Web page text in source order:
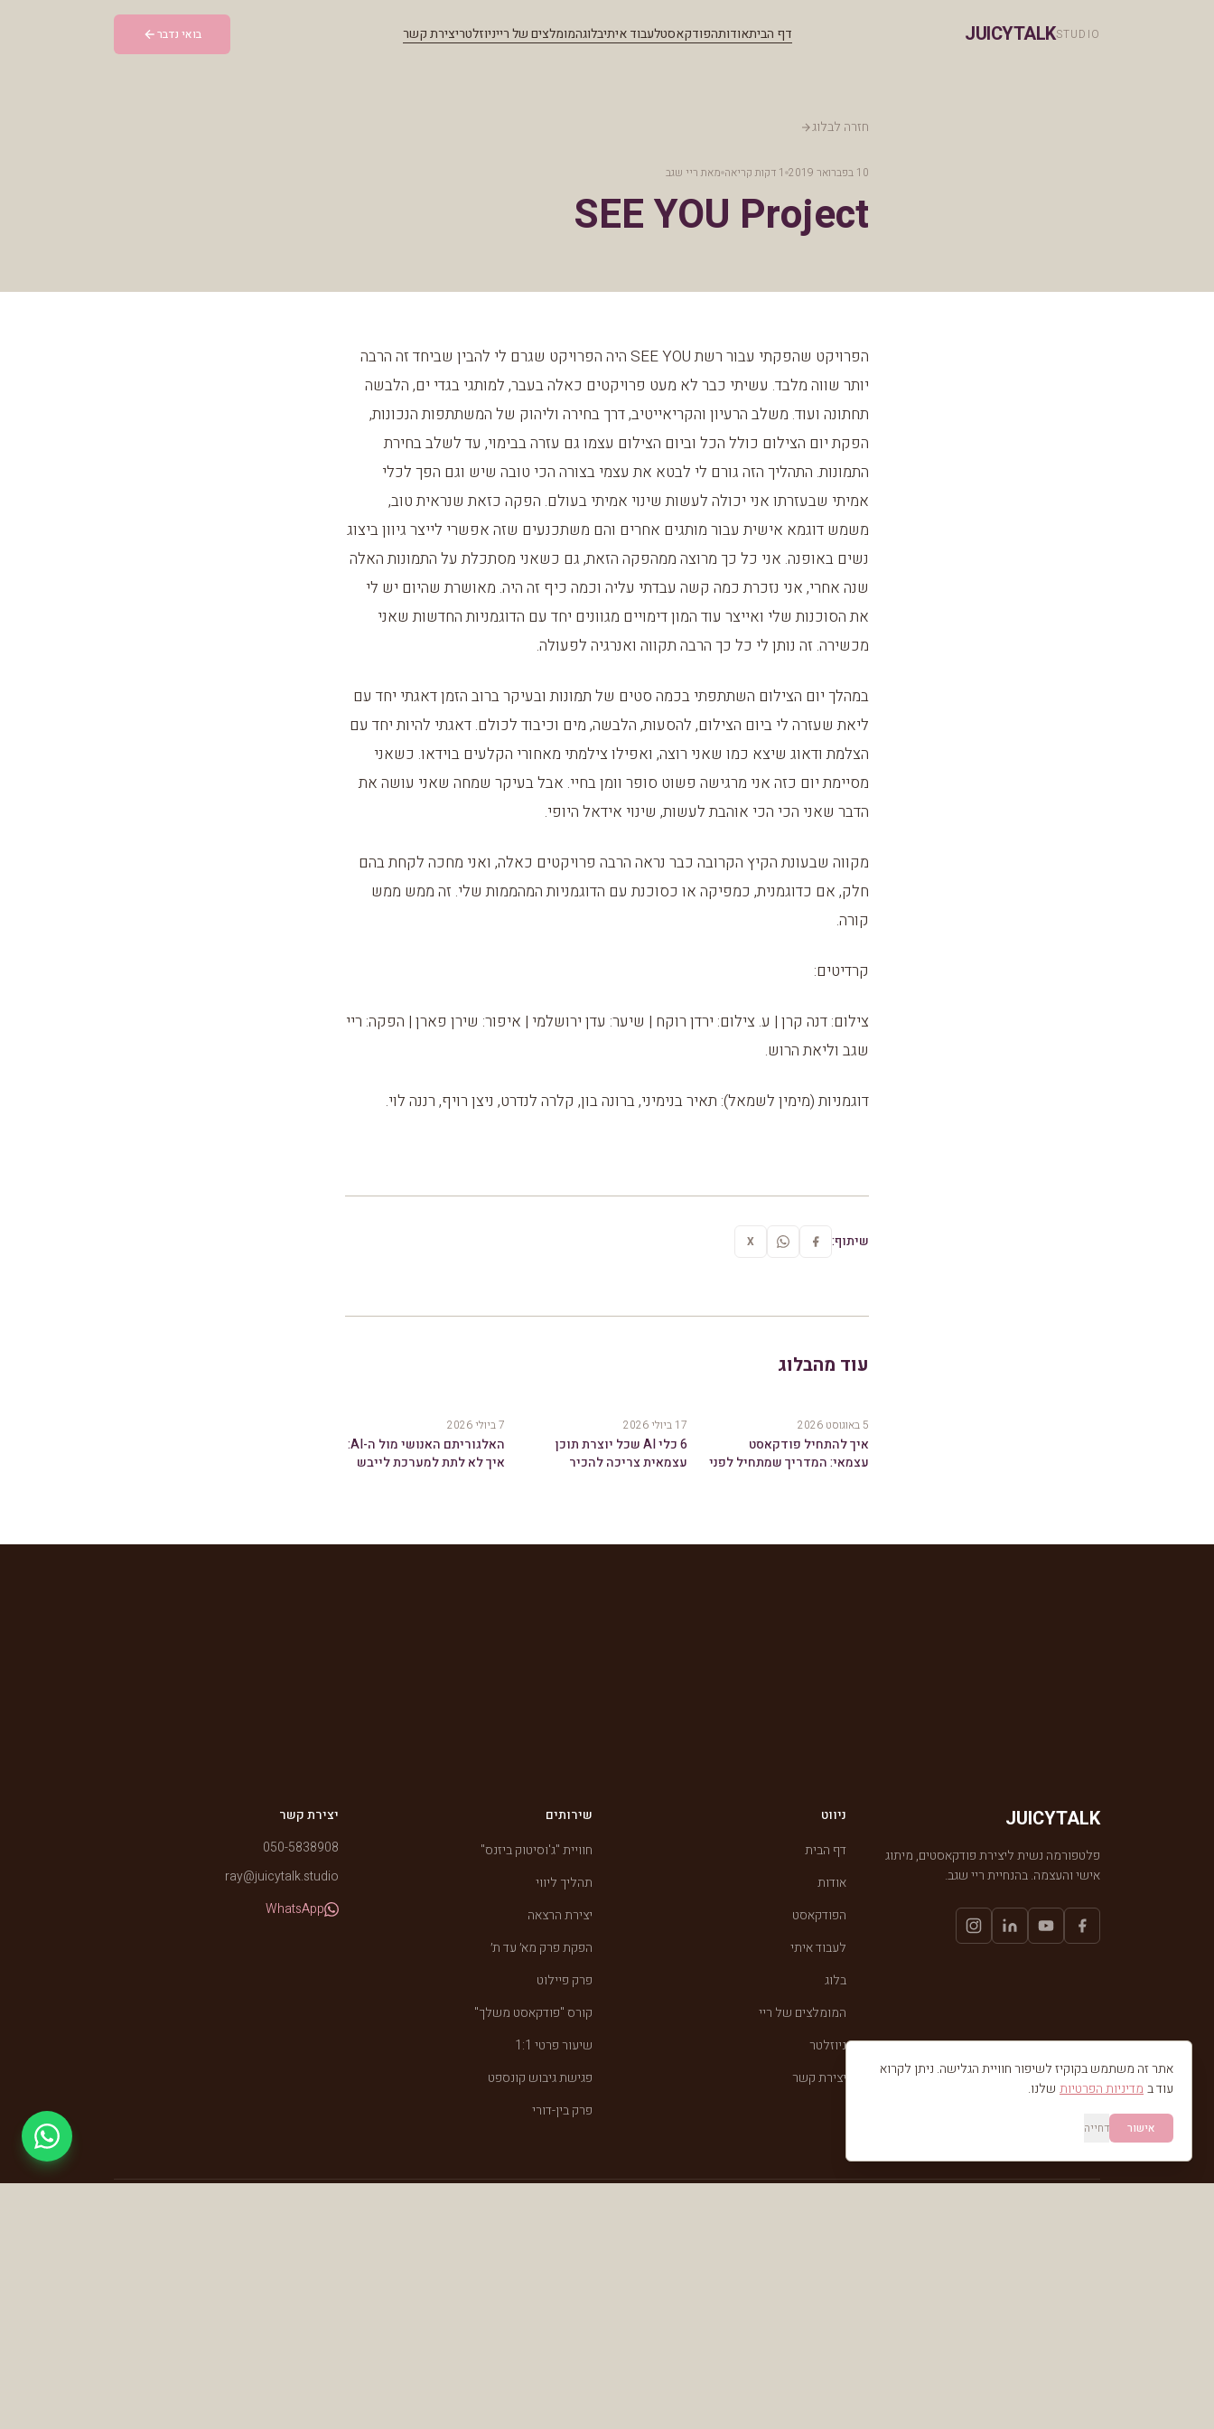
JUICYTALKSTUDIO דף הביתאודותהפודקאסטלעבוד איתיבלוגהמומלצים של רייניוזלטריצירת קשר בואי נדבר
חזרה לבלוג
10 בפברואר 2019 1 דקות קריאה מאת ריי שגב
SEE YOU Project
הפרויקט שהפקתי עבור רשת SEE YOU היה הפרויקט שגרם לי להבין שביחד זה הרבה
יותר שווה מלבד. עשיתי כבר לא מעט פרויקטים כאלה בעבר, למותגי בגדי ים, הלבשה
תחתונה ועוד. משלב הרעיון והקריאייטיב, דרך בחירה וליהוק של המשתתפות הנכונות,
הפקת יום הצילום כולל הכל וביום הצילום עצמו גם עזרה בבימוי, עד לשלב בחירת
התמונות. התהליך הזה גורם לי לבטא את עצמי בצורה הכי טובה שיש וגם הפך לכלי
אמיתי שבעזרתו אני יכולה לעשות שינוי אמיתי בעולם. הפקה כזאת שנראית טוב,
משמש דוגמא אישית עבור מותגים אחרים והם משתכנעים שזה אפשרי לייצר גיוון ביצוג
נשים באופנה. אני כל כך מרוצה ממהפקה הזאת, גם כשאני מסתכלת על התמונות האלה
שנה אחרי, אני נזכרת כמה קשה עבדתי עליה וכמה כיף זה היה. מאושרת שהיום יש לי
את הסוכנות שלי ואייצר עוד המון דימויים מגוונים יחד עם הדוגמניות החדשות שאני
מכשירה. זה נותן לי כל כך הרבה תקווה ואנרגיה לפעולה.
במהלך יום הצילום השתתפתי בכמה סטים של תמונות ובעיקר ברוב הזמן דאגתי יחד עם
ליאת שעזרה לי ביום הצילום, להסעות, הלבשה, מים וכיבוד לכולם. דאגתי להיות יחד עם
הצלמת ודאוג שיצא כמו שאני רוצה, ואפילו צילמתי מאחורי הקלעים בוידאו. כשאני
מסיימת יום כזה אני מרגישה פשוט סופר וומן בחיי. אבל בעיקר שמחה שאני עושה את
הדבר שאני הכי הכי אוהבת לעשות, שינוי אידאל היופי.
מקווה שבעונת הקיץ הקרובה כבר נראה הרבה פרויקטים כאלה, ואני מחכה לקחת בהם
חלק, אם כדוגמנית, כמפיקה או כסוכנת עם הדוגמניות המהממות שלי. זה ממש ממש
קורה.
קרדיטים:
צילום: דנה קרן | ע. צילום: ירדן רוקח | שיער: עדן ירושלמי | איפור: שירן פארן | הפקה: ריי
שגב וליאת הרוש.
דוגמניות (מימין לשמאל): תאיר בנימיני, ברונה בון, קלרה לנדרט, ניצן רויף, רננה לוי.
שיתוף: X
עוד מהבלוג
5 באוגוסט 2026
איך להתחיל פודקאסט
עצמאי: המדריך שמתחיל לפני
17 ביולי 2026
6 כלי AI שכל יוצרת תוכן
עצמאית צריכה להכיר
7 ביולי 2026
האלגוריתם האנושי מול ה-AI:
איך לא לתת למערכת לייבש
JUICYTALK
פלטפורמה נשית ליצירת פודקאסטים, מיתוג
אישי והעצמה. בהנחיית ריי שגב.
ניווט
דף הבית
אודות
הפודקאסט
לעבוד איתי
בלוג
המומלצים של ריי
ניוזלטר
יצירת קשר
שירותים
חוויית "ג'וסיטוק ביזנס"
תהליך ליווי
יצירת הרצאה
הפקת פרק מא׳ עד ת׳
פרק פיילוט
קורס "פודקאסט משלך"
שיעור פרטי 1:1
פגישת גיבוש קונספט
פרק בין-דורי
יצירת קשר
050-5838908
ray@juicytalk.studio
WhatsApp
אתר זה משתמש בקוקיז לשיפור חוויית הגלישה. ניתן לקרוא
עוד ב מדיניות הפרטיות שלנו.
אישור דחייה